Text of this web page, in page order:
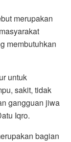
merupakan
membutuhkan
untuk
sakit, tidak
gangguan jiwa
Iqro.
bagian